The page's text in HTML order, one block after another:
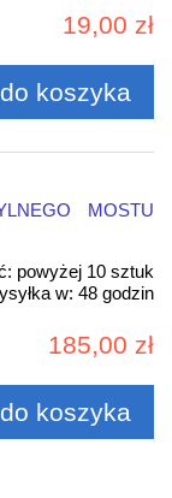
19,00 zł
do koszyka
MOSTU
powyżej 10 sztuk
w: 48 godzin
185,00 zł
do koszyka